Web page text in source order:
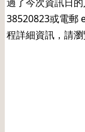
過了今次資訊日
38520823或電郵
程詳細資訊，請